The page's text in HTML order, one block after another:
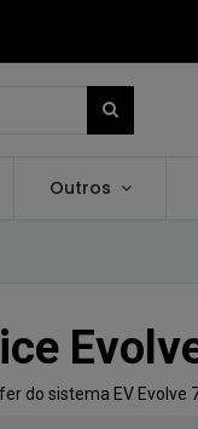
Outros
do sistema EV Evolve